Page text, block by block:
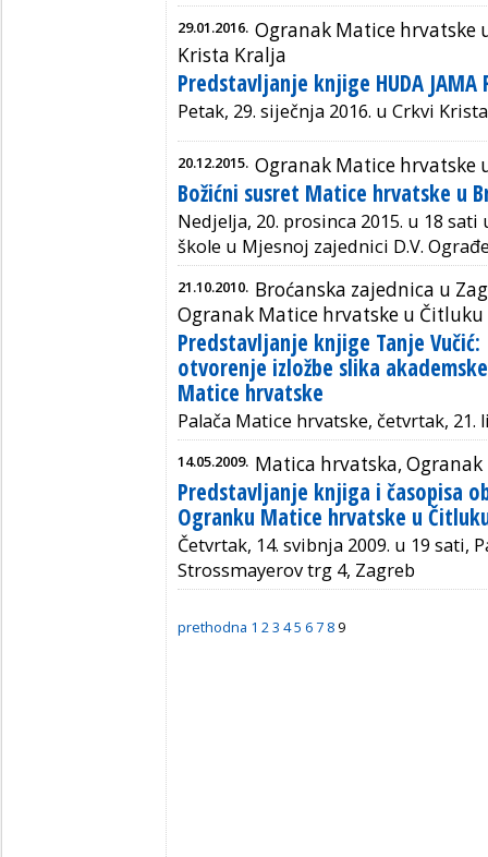
29.01.2016. Ogranak Matice hrvatske
Krista Kralja
Predstavljanje knjige HUDA JAMA
Petak, 29. siječnja 2016. u Crkvi
20.12.2015. Ogranak Matice hrvatske
Božićni susret Matice hrvatske u
Nedjelja, 20. prosinca 2015. u 18
škole u Mjesnoj zajednici D.V.
21.10.2010. Broćanska zajednica u
Ogranak Matice hrvatske u Čitluku
Predstavljanje knjige Tanje Vučić:
otvorenje izložbe slika
Matice hrvatske
Palača Matice hrvatske, četvrtak, 21.
14.05.2009. Matica hrvatska,
Predstavljanje knjiga i časopisa
Ogranku Matice hrvatske u
Četvrtak, 14. svibnja 2009. u 19 sati,
Strossmayerov trg 4, Zagreb
prethodna 1 23 45 6 7 8 9